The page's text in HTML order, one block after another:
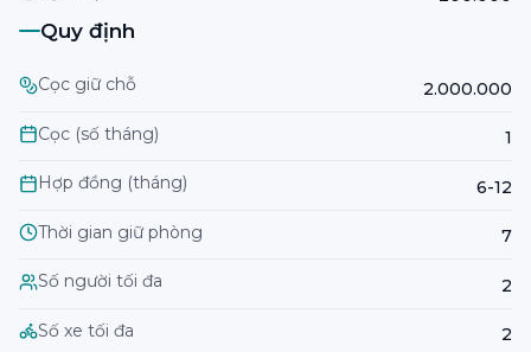
Quy định
Cọc giữ chỗ 2.000.000
Cọc (số tháng) 1
Hợp đồng (tháng) 6-12
Thời gian giữ phòng 7
Số người tối đa 2
Số xe tối đa 2